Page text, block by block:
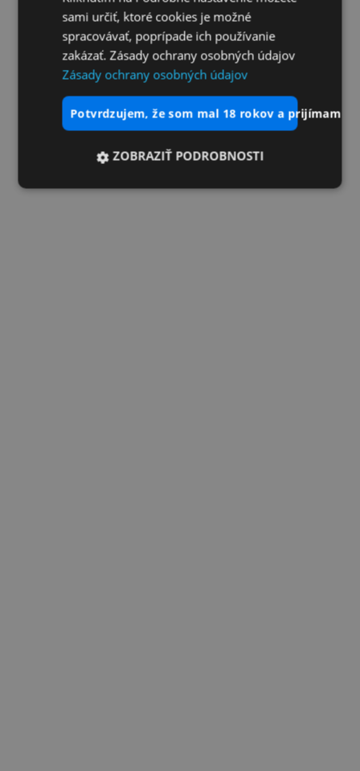
sami určiť, ktoré cookies je možné
spracovávať, poprípade ich používanie
zakázať. Zásady ochrany osobných údajov
Zásady ochrany osobných údajov
potvrdzujem, že som mal 18 rokov a prijímam
ZOBRAZIŤ PODROBNOSTI